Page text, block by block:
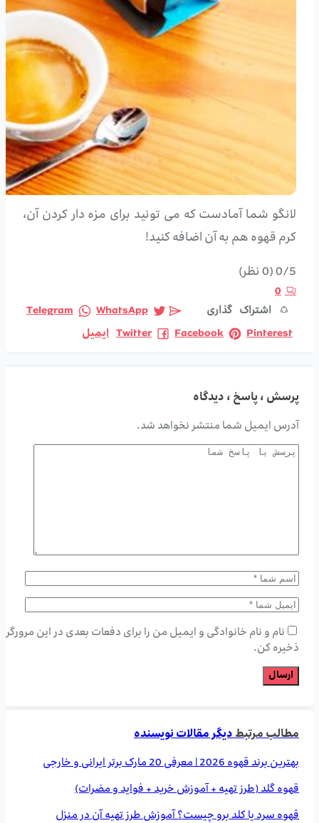
لانگو شما آمادست که می تونید برای مزه دار کردن آن،
کرم قهوه هم به آن اضافه کنید!
0/5(0 نظر)
0
اشتراک گذاری
Telegram
WhatsApp
Twitter
Facebook Pinterest ایمیل
پرسش ، پاسخ ، دیدگاه
آدرس ایمیل شما منتشر نخواهد شد.
نام و نام خانوادگی و ایمیل من را برای دفعات بعدی در این مرورگر
ذخیره کن.
مطالب مرتبطدیگر مقالات نویسنده
بهترین برند قهوه 2026 | معرفی 20 مارک برتر ایرانی و خارجی
قهوه گلد (طرز تهیه + آموزش خرید + فواید و مضرات)
قهوه سرد یا کلد برو چیست؟ آموزش طرز تهیه آن در منزل